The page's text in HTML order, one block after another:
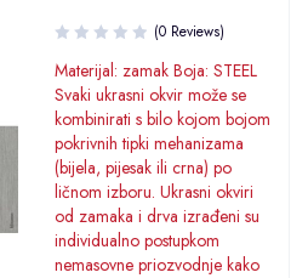
(0 Reviews)
Materijal: zamak Boja: STEEL
Svaki ukrasni okvir može se
kombinirati s bilo kojom bojom
pokrivnih tipki mehanizama
(bijela, pijesak ili crna) po
ličnom izboru. Ukrasni okviri
od zamaka i drva izrađeni su
individualno postupkom
nemasovne priozvodnje kako